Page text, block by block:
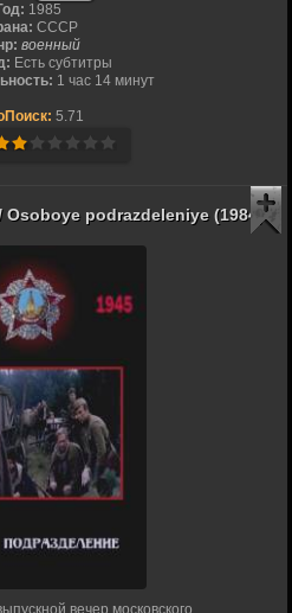
1985
СССР
военный
Есть субтитры
1 час 14 минут
5.71
podrazdeleniye (1984)
вечер московского